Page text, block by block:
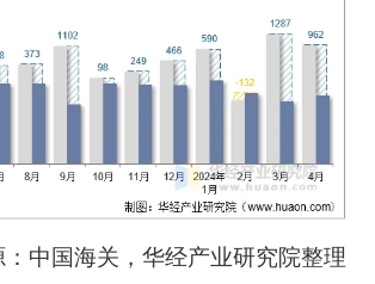
中国海关，华经产业研究院整理